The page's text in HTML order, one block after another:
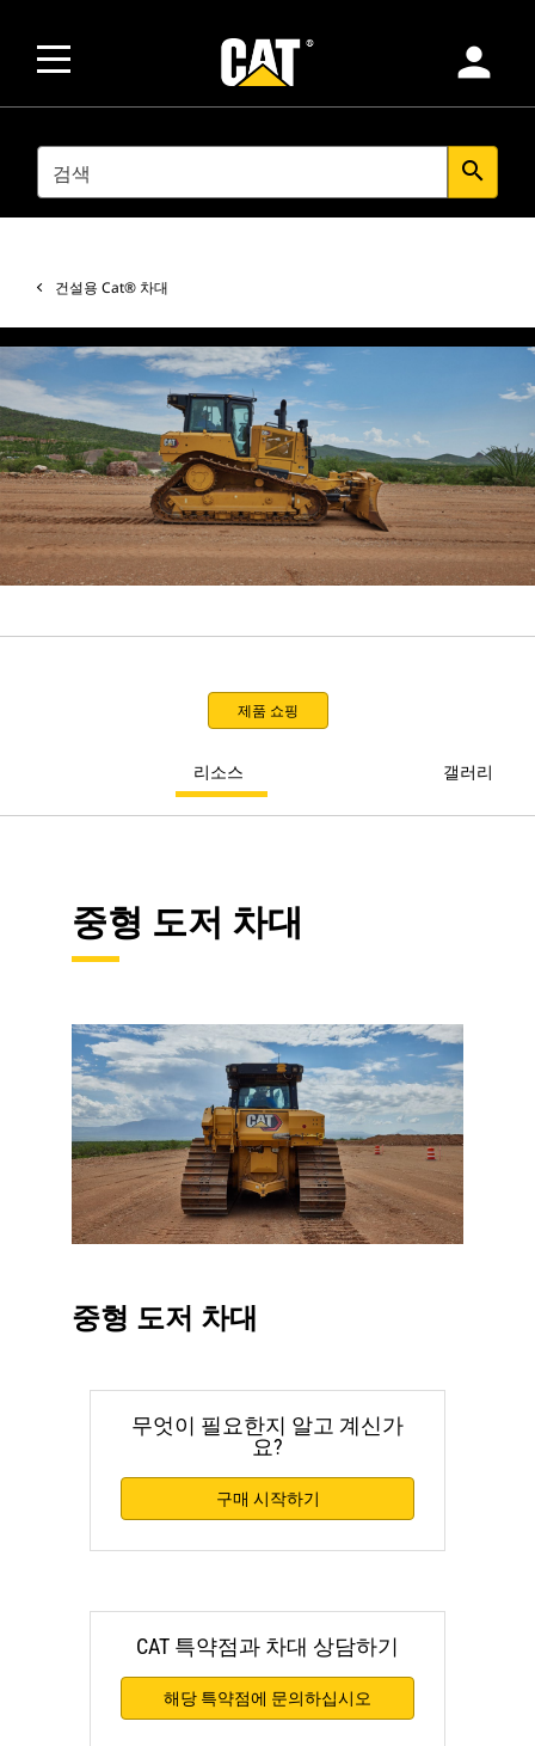
person
SEARCH search
건설용 Cat® 차대
제품 쇼핑
리소스 갤러리
중형 도저 차대
중형 도저 차대
무엇이 필요한지 알고 계신가
요?
구매 시작하기
CAT 특약점과 차대 상담하기
해당 특약점에 문의하십시오